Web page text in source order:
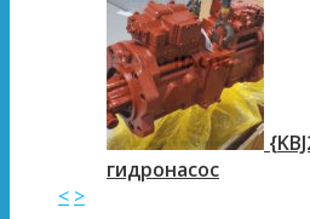
гидронасос
< >